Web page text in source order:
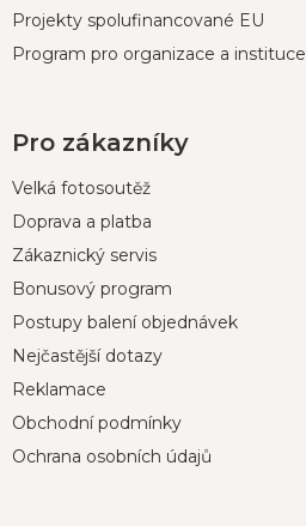
Projekty spolufinancované EU
Program pro organizace a instituce
Pro zákazníky
Velká fotosoutěž
Doprava a platba
Zákaznický servis
Bonusový program
Postupy balení objednávek
Nejčastější dotazy
Reklamace
Obchodní podmínky
Ochrana osobních údajů